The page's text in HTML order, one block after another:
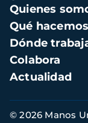
Navegación
principal
Quienes
Qué hacemos
Dónde
Colabora
Actualidad
Información
© 2026 Manos